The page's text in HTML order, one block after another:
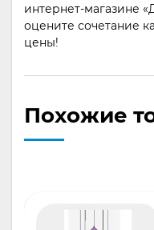
интернет-магазине
оцените сочетание
цены!
Похожие